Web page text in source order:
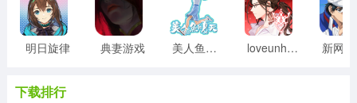
明日旋律 典妻游戏 美人鱼的夏天游戏 loveunholyc游戏
下载排行